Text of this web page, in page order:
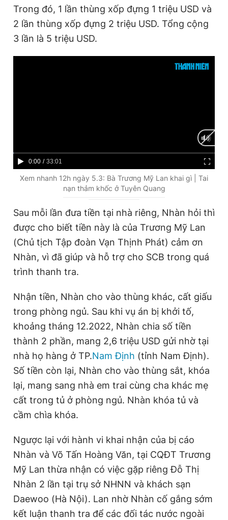
Trong đó, 1 lần thùng xốp đựng 1 triệu USD và
2 lần thùng xốp đựng 2 triệu USD. Tổng cộng
3 lần là 5 triệu USD.
C
u
n
t
T
m
e
0:00 / D
u
a
o
n
33:01
Xem nhanh 12h ngày 5.3: Bà Trương Mỹ Lan khai gì | Tai
nạn thảm khốc ở Tuyên Quang
Sau mỗi lần đưa tiền tại nhà riêng, Nhàn hỏi thì
được cho biết tiền này là của Trương Mỹ Lan
(Chủ tịch Tập đoàn Vạn Thịnh Phát) cảm ơn
Nhàn, vì đã giúp và hỗ trợ cho SCB trong quá
trình thanh tra.
Nhận tiền, Nhàn cho vào thùng khác, cất giấu
trong phòng ngủ. Sau khi vụ án bị khởi tố,
khoảng tháng 12.2022, Nhàn chia số tiền
thành 2 phần, mang 2,6 triệu USD gửi nhờ tại
nhà họ hàng ở TP.Nam Định (tỉnh Nam Định).
Số tiền còn lại, Nhàn cho vào thùng sắt, khóa
lại, mang sang nhà em trai cùng cha khác mẹ
cất trong tủ ở phòng ngủ. Nhàn khóa tủ và
cầm chìa khóa.
Ngược lại với hành vi khai nhận của bị cáo
Nhàn và Võ Tấn Hoàng Văn, tại CQĐT Trương
Mỹ Lan thừa nhận có việc gặp riêng Đỗ Thị
Nhàn 2 lần tại trụ sở NHNN và khách sạn
Daewoo (Hà Nội). Lan nhờ Nhàn cố gắng sớm
kết luận thanh tra để các đối tác nước ngoài